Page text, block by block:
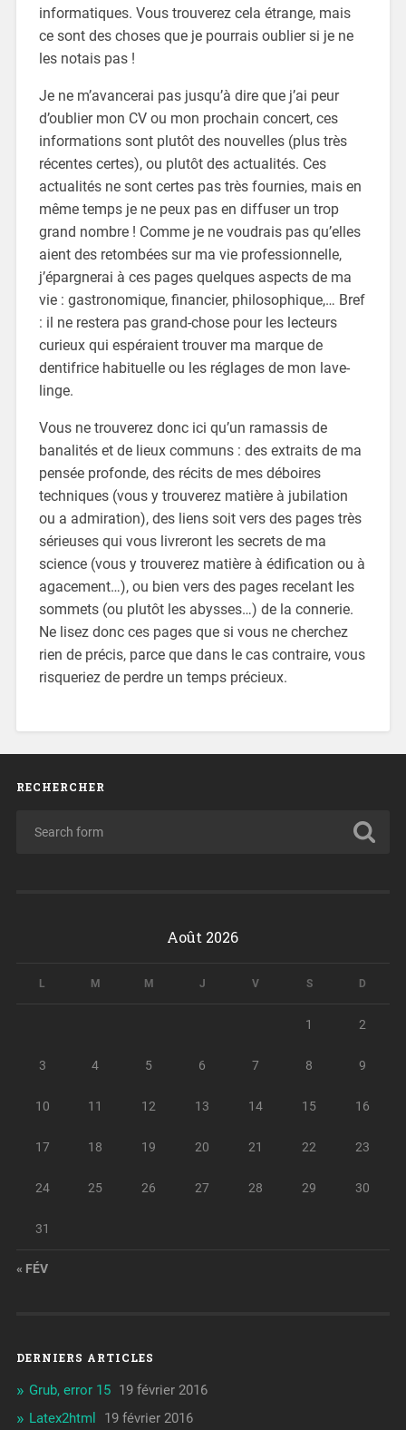
informatiques. Vous trouverez cela étrange, mais
ce sont des choses que je pourrais oublier si je ne
les notais pas !
Je ne m’avancerai pas jusqu’à dire que j’ai peur
d’oublier mon CV ou mon prochain concert, ces
informations sont plutôt des nouvelles (plus très
récentes certes), ou plutôt des actualités. Ces
actualités ne sont certes pas très fournies, mais en
même temps je ne peux pas en diffuser un trop
grand nombre ! Comme je ne voudrais pas qu’elles
aient des retombées sur ma vie professionnelle,
j’épargnerai à ces pages quelques aspects de ma
vie : gastronomique, financier, philosophique,… Bref
: il ne restera pas grand-chose pour les lecteurs
curieux qui espéraient trouver ma marque de
dentifrice habituelle ou les réglages de mon lave-
linge.
Vous ne trouverez donc ici qu’un ramassis de
banalités et de lieux communs : des extraits de ma
pensée profonde, des récits de mes déboires
techniques (vous y trouverez matière à jubilation
ou a admiration), des liens soit vers des pages très
sérieuses qui vous livreront les secrets de ma
science (vous y trouverez matière à édification ou à
agacement…), ou bien vers des pages recelant les
sommets (ou plutôt les abysses…) de la connerie.
Ne lisez donc ces pages que si vous ne cherchez
rien de précis, parce que dans le cas contraire, vous
risqueriez de perdre un temps précieux.
RECHERCHER
Août 2026
L M M J V S D
1 2
3 4 5 6 7 8 9
10 11 12 13 14 15 16
17 18 19 20 21 22 23
24 25 26 27 28 29 30
31
« FÉV
DERNIERS ARTICLES
Grub, error 15 19 février 2016
Latex2html
19 février 2016